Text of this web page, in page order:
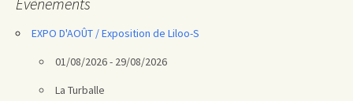
EXPO D'AOÛT / Exposition de Liloo-S
01/08/2026 - 29/08/2026
La Turballe